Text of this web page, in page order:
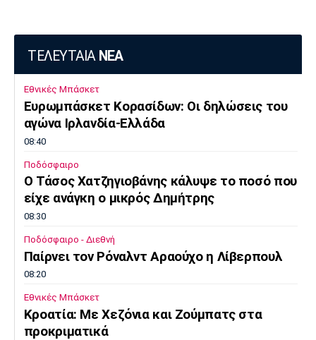
ΤΕΛΕΥΤΑΙΑ ΝΕΑ
Εθνικές Μπάσκετ
Ευρωμπάσκετ Κορασίδων: Οι δηλώσεις του
αγώνα Ιρλανδία-Ελλάδα
08:40
Ποδόσφαιρο
Ο Τάσος Χατζηγιοβάνης κάλυψε το ποσό που
είχε ανάγκη ο μικρός Δημήτρης
08:30
Ποδόσφαιρο - Διεθνή
Παίρνει τον Ρόναλντ Αραούχο η Λίβερπουλ
08:20
Εθνικές Μπάσκετ
Κροατία: Με Χεζόνια και Ζούμπατς στα
προκριματικά